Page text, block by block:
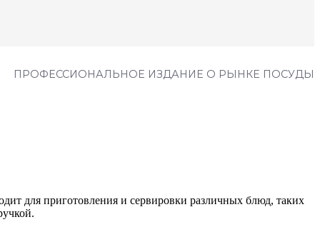
ПРОФЕССИОНАЛЬНОЕ ИЗДАНИЕ О РЫНКЕ ПОСУДЫ
для приготовления и сервировки различных блюд, таких